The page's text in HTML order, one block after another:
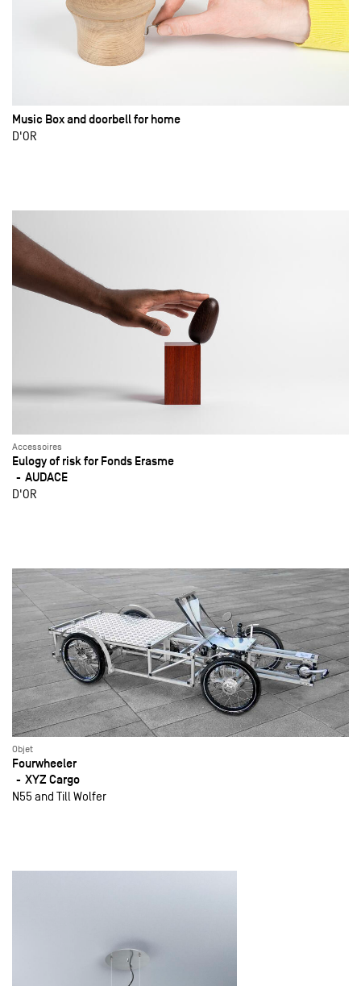
Music Box and doorbell for home
D'OR
Accessoires
Eulogy of risk for Fonds Erasme
AUDACE
D'OR
Objet
Fourwheeler
XYZ Cargo
N55 and Till Wolfer